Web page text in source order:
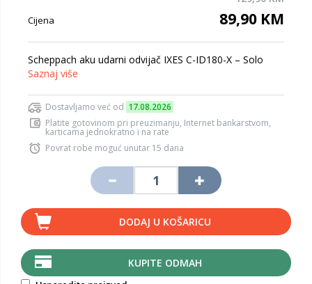
Cijena 89,90 KM
Scheppach aku udarni odvijač IXES C-ID180-X – Solo
Saznaj više
Dostavljamo već od 17.08.2026
Platite gotovinom pri preuzimanju, Internet bankarstvom,
karticama jednokratno i na rate
Povrat robe moguć unutar 15 dana
DODAJ U KOŠARICU
KUPITE ODMAH